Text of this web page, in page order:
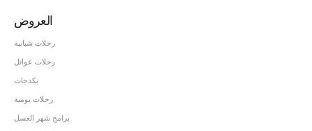
العروض
رحلات شبابية
رحلات عوائل
بكدجات
رحلات يومية
برامج شهر العسل